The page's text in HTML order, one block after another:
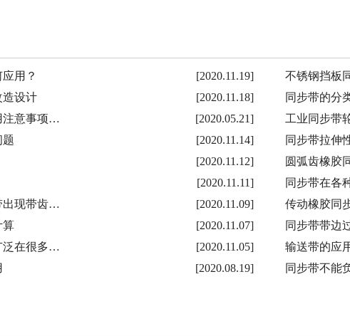
[2020.11.19]
用？
不锈钢挡板
[2020.11.18]
造设计
同步带的分
[2020.05.21]
注意事项…
工业同步带
[2020.11.14]
题
同步带拉伸
[2020.11.12]
圆弧齿橡胶
[2020.11.11]
同步带在各
[2020.11.09]
出现带齿…
传动橡胶同
[2020.11.07]
算
同步带带边
[2020.11.05]
泛在很多…
输送带的应
[2020.08.19]
同步带不能